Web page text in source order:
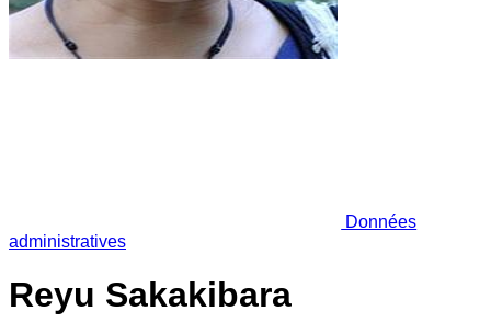
Données
administratives
Reyu Sakakibara